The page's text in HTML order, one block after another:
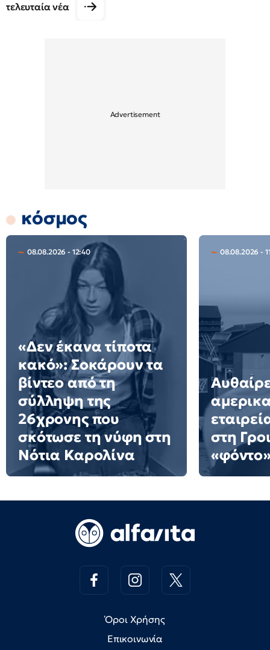
τελευταία νέα
κόσμος
08.08.2026 - 12:40
«Δεν έκανα τίποτα
κακό»: Σοκάρουν τα
βίντεο από τη
σύλληψη της
26χρονης που
σκότωσε τη νύφη στη
Νότια Καρολίνα
08.08.2026 -
στη
Όροι Χρήσης
Επικοινωνία